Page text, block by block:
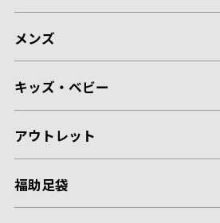
メンズ
キッズ・ベビー
アウトレット
福助足袋